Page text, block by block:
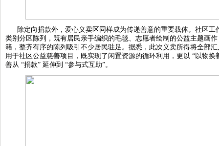
除定向捐款外，爱心义卖区同样成为传递善意的重要载体。社区
类别分区陈列，既有居民亲手编织的毛毯、志愿者绘制的公益主题画
籍，整齐有序的陈列吸引不少居民驻足。据悉，此次义卖所得将全部
用于社区公益慈善项目，既实现了闲置资源的循环利用，更以 “以物
善从 “捐款” 延伸到 “参与式互助”。